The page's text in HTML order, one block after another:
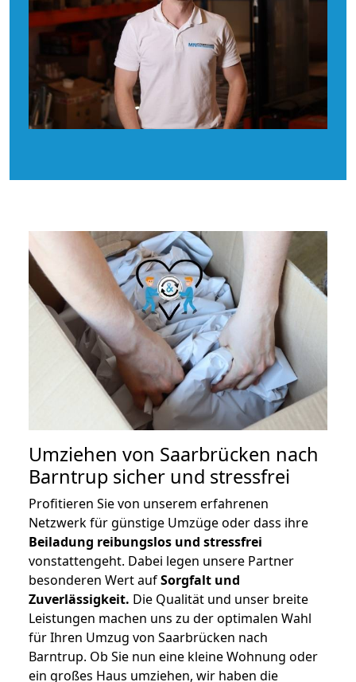
Umziehen von Saarbrücken nach
Barntrup sicher und stressfrei
Profitieren Sie von unserem erfahrenen
Netzwerk für günstige Umzüge oder dass ihre
Beiladung reibungslos und stressfrei
vonstattengeht. Dabei legen unsere Partner
besonderen Wert aufSorgfalt und
Zuverlässigkeit. Die Qualität und unser breite
Leistungen machen uns zu der optimalen Wahl
für Ihren Umzug von Saarbrücken nach
Barntrup. Ob Sie nun eine kleine Wohnung oder
ein großes Haus umziehen, wir haben die